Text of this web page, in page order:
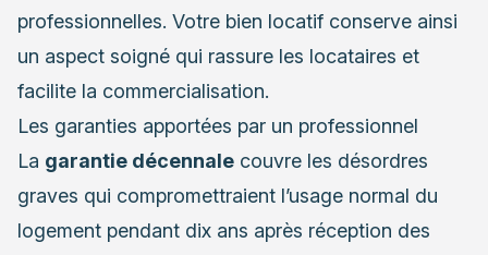
professionnelles. Votre bien locatif conserve ainsi
un aspect soigné qui rassure les locataires et
facilite la commercialisation.
Les garanties apportées par un professionnel
La garantie décennale couvre les désordres
graves qui compromettraient l’usage normal du
logement pendant dix ans après réception des